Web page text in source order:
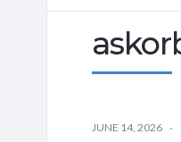
JUNE 14, 2026